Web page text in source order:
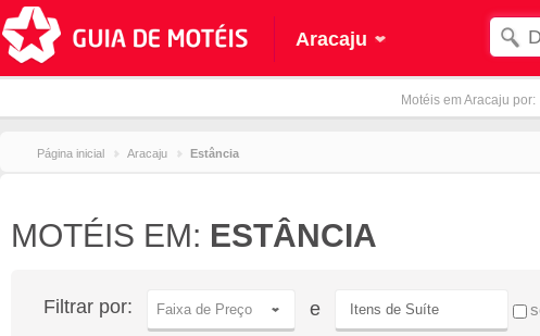
Aracaju
Motéis em Aracaju por:
Página inicial Aracaju Estância
MOTÉIS EM: ESTÂNCIA
Filtrar por: Faixa de Preço e